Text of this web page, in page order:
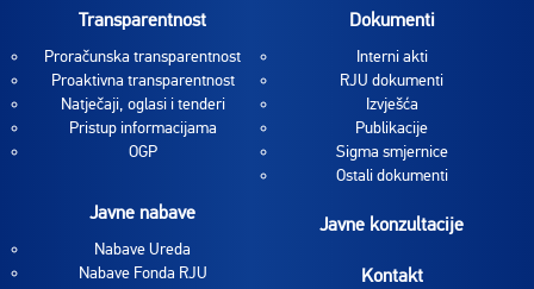
Transparentnost
Proračunska transparentnost
Proaktivna transparentnost
Natječaji, oglasi i tenderi
Pristup informacijama
OGP
Dokumenti
Interni akti
RJU dokumenti
Izvješća
Publikacije
Sigma smjernice
Ostali dokumenti
Javne nabave
Nabave Ureda
Nabave Fonda RJU
Javne konzultacije
Kontakt